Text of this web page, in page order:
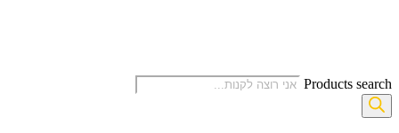
Products search